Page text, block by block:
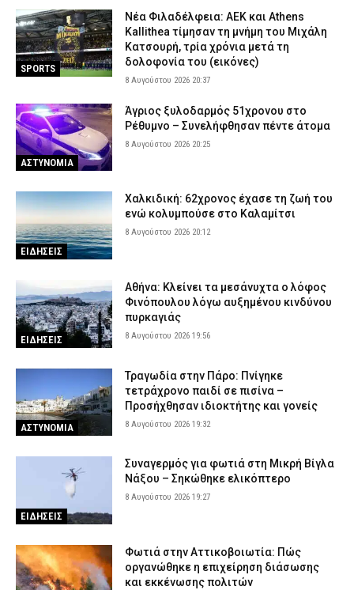
SPORTS
Νέα Φιλαδέλφεια: ΑΕΚ και Athens
Kallithea τίμησαν τη μνήμη του Μιχάλη
Κατσουρή, τρία χρόνια μετά τη
δολοφονία του (εικόνες)
8 Αυγούστου 2026 20:37
ΑΣΤΥΝΟΜΙΑ
Άγριος ξυλοδαρμός 51χρονου στο
Ρέθυμνο – Συνελήφθησαν πέντε άτομα
8 Αυγούστου 2026 20:25
ΕΙΔΗΣΕΙΣ
Χαλκιδική: 62χρονος έχασε τη ζωή του
ενώ κολυμπούσε στο Καλαμίτσι
8 Αυγούστου 2026 20:12
ΕΙΔΗΣΕΙΣ
Αθήνα: Κλείνει τα μεσάνυχτα ο λόφος
Φινόπουλου λόγω αυξημένου κινδύνου
πυρκαγιάς
8 Αυγούστου 2026 19:56
ΑΣΤΥΝΟΜΙΑ
Τραγωδία στην Πάρο: Πνίγηκε
τετράχρονο παιδί σε πισίνα –
Προσήχθησαν ιδιοκτήτης και γονείς
8 Αυγούστου 2026 19:32
ΕΙΔΗΣΕΙΣ
Συναγερμός για φωτιά στη Μικρή Βίγλα
Νάξου – Σηκώθηκε ελικόπτερο
8 Αυγούστου 2026 19:27
Φωτιά στην Αττικοβοιωτία: Πώς
οργανώθηκε η επιχείρηση διάσωσης
και εκκένωσης πολιτών